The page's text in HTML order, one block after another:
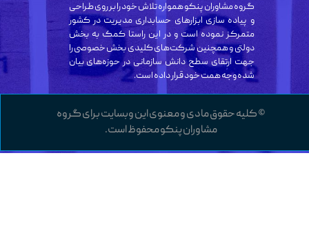
© کلیه حقوق مادی و معنوی این وبسایت برای گروه
مشاوران پنکو محفوظ است.
گروه مشاوران پنکو همواره تلاش خود را بر روی طراحی
و پیاده سازی ابزارهای حسابداری مدیریت در کشور
متمرکز نموده است و در این راستا کمک به بخش
دولتی و همچنین شرکت‌های کلیدی بخش خصوصی را
جهت ارتقای سطح دانش سازمانی در حوزه‌های بیان
شده وجه همت خود قرار داده است.